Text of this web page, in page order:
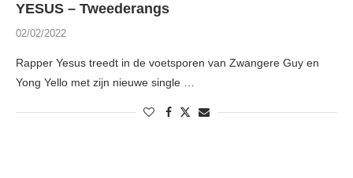
YESUS – Tweederangs
02/02/2022
Rapper Yesus treedt in de voetsporen van Zwangere Guy en
Yong Yello met zijn nieuwe single …